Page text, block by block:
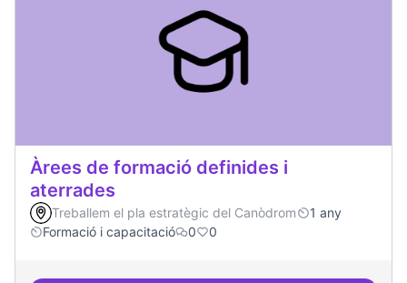
Àrees de formació definides i
aterrades
Treballem el pla estratègic del Canòdrom
1 any
Formació i capacitació
0 0